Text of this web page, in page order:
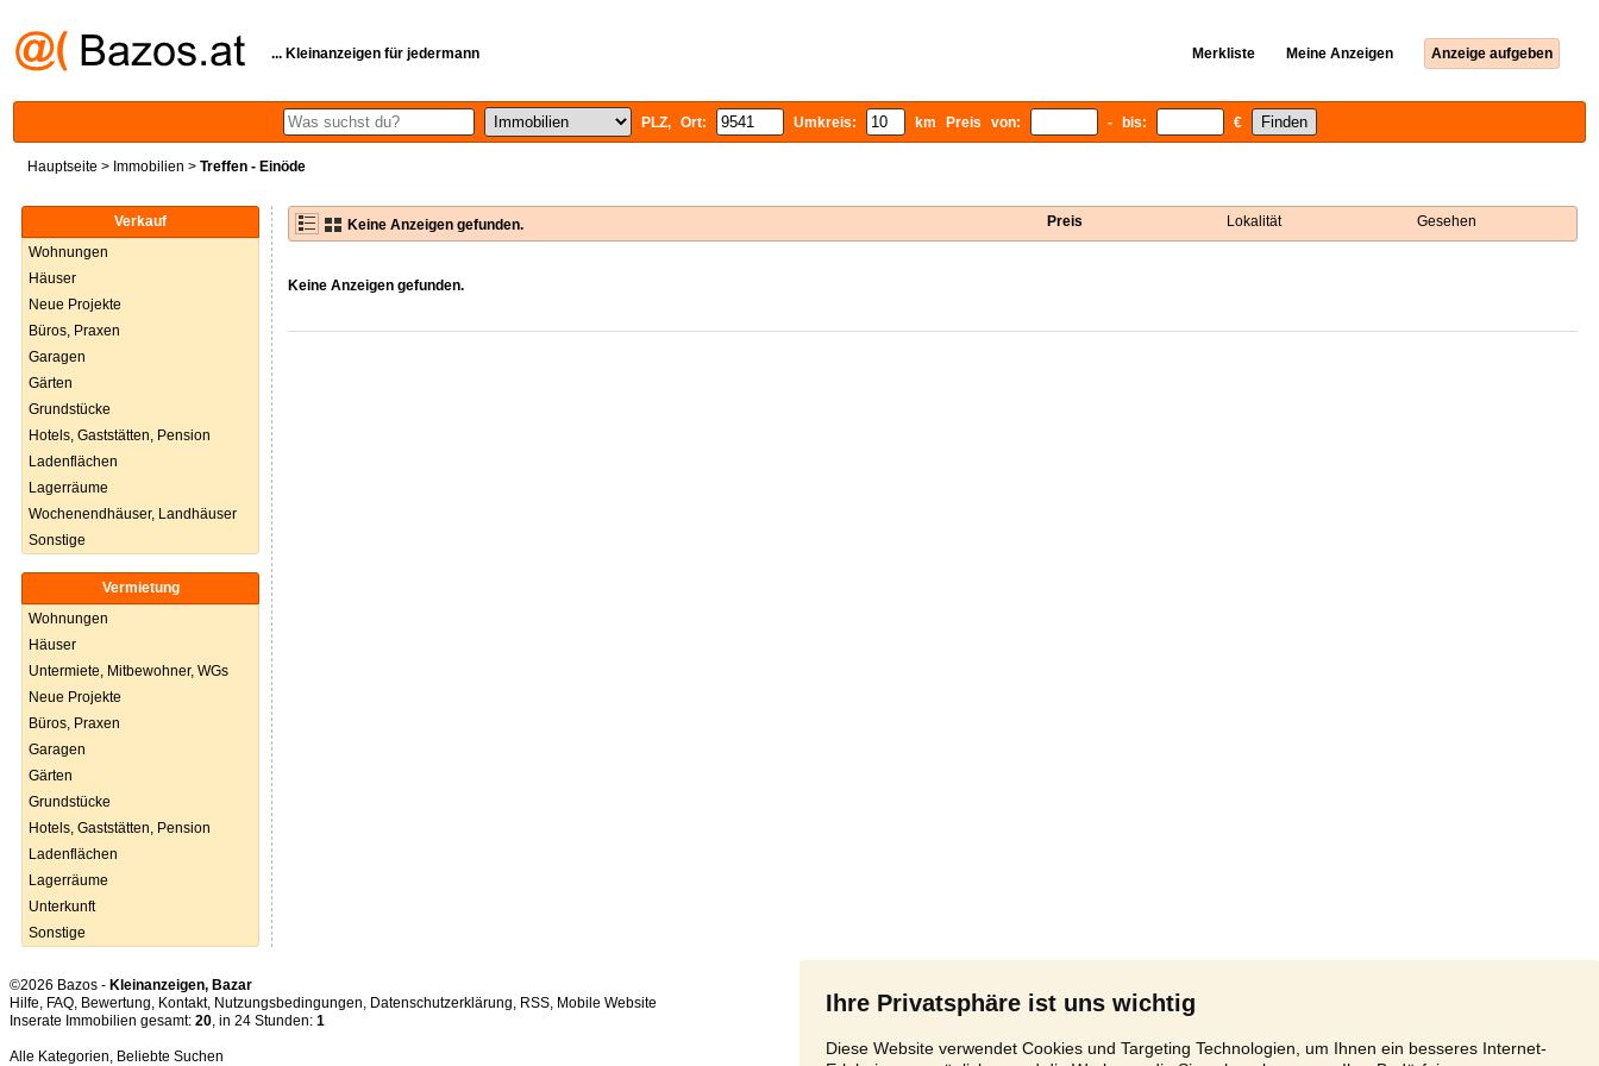
Ihre Privatsphäre ist uns wichtig
Diese Website verwendet Cookies und Targeting Technologien, um Ihnen ein besseres Internet-
... Kleinanzeigen für jedermann Merkliste Meine Anzeigen Anzeige aufgeben
PLZ, Ort: Umkreis: km Preis von: - bis: €
Hauptseite > Immobilien > Treffen - Einöde
Verkauf
Wohnungen
Häuser
Neue Projekte
Büros, Praxen
Garagen
Gärten
Grundstücke
Hotels, Gaststätten, Pension
Ladenflächen
Lagerräume
Wochenendhäuser, Landhäuser
Sonstige
Vermietung
Wohnungen
Häuser
Untermiete, Mitbewohner, WGs
Neue Projekte
Büros, Praxen
Garagen
Gärten
Grundstücke
Hotels, Gaststätten, Pension
Ladenflächen
Lagerräume
Unterkunft
Sonstige
Keine Anzeigen gefunden. Preis Lokalität Gesehen
Keine Anzeigen gefunden.
©2026 Bazos - Kleinanzeigen, Bazar
Hilfe, FAQ, Bewertung, Kontakt, Nutzungsbedingungen, Datenschutzerklärung, RSS,
Inserate Immobilien gesamt: 20, in 24 Stunden: 1
Alle Kategorien, Beliebte Suchen